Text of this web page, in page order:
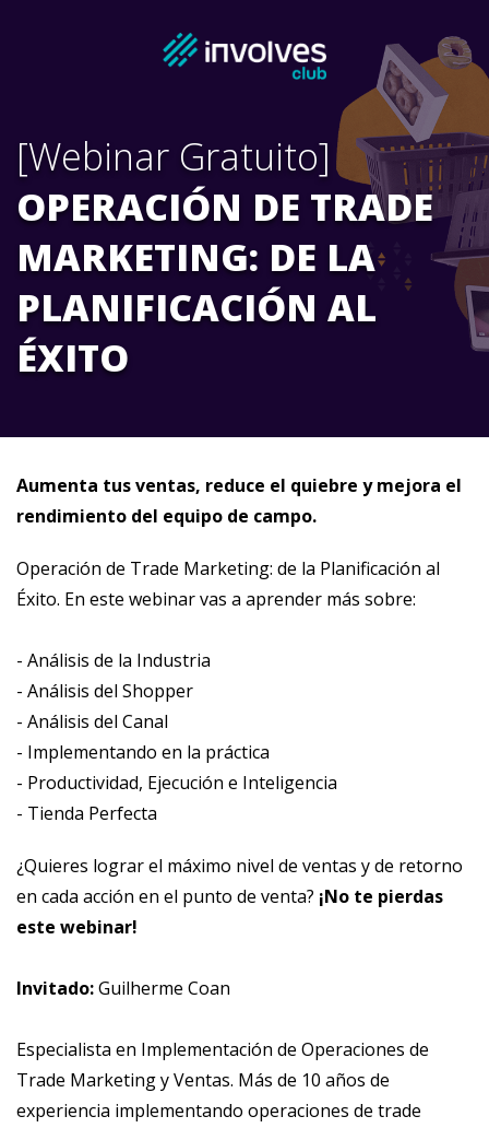
[Webinar Gratuito]
OPERACIÓN DE TRADE
MARKETING: DE LA
PLANIFICACIÓN AL
ÉXITO
Aumenta tus ventas, reduce el quiebre y mejora el
rendimiento del equipo de campo.
Operación de Trade Marketing: de la Planificación al
Éxito. En este webinar vas a aprender más sobre:
- Análisis de la Industria
- Análisis del Shopper
- Análisis del Canal
- Implementando en la práctica
- Productividad, Ejecución e Inteligencia
- Tienda Perfecta
¿Quieres lograr el máximo nivel de ventas y de retorno
en cada acción en el punto de venta? ¡No te pierdas
este webinar!
Invitado:Guilherme Coan
Especialista en Implementación de Operaciones de
Trade Marketing y Ventas. Más de 10 años de
experiencia implementando operaciones de trade